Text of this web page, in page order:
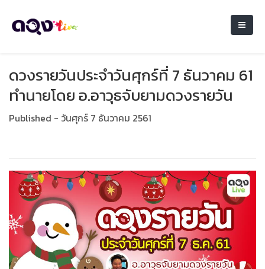
ดวงรายวันประจำวันศุกร์ที่ 7 ธันวาคม 61
ทำนายโดย อ.อาวุธจับยามดวงรายวัน
Published - วันศุกร์ 7 ธันวาคม 2561